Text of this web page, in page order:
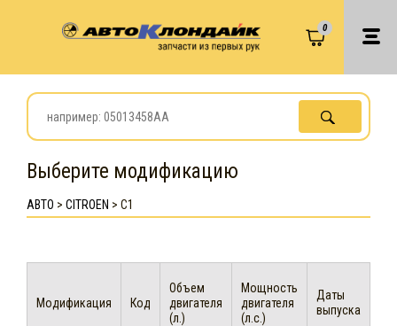
0
Выберите модификацию
АВТО > CITROEN > C1
Модификация Код
Объем
двигателя
(л.)
Мощность
двигателя
(л.с.)
Даты
выпуска